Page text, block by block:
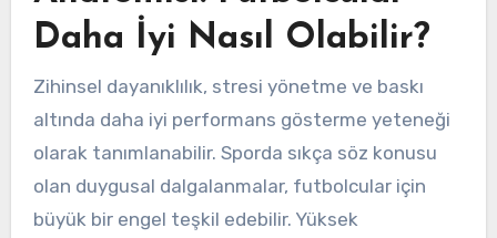
Daha İyi Nasıl Olabilir?
Zihinsel dayanıklılık, stresi yönetme ve baskı
altında daha iyi performans gösterme yeteneği
olarak tanımlanabilir. Sporda sıkça söz konusu
olan duygusal dalgalanmalar, futbolcular için
büyük bir engel teşkil edebilir. Yüksek